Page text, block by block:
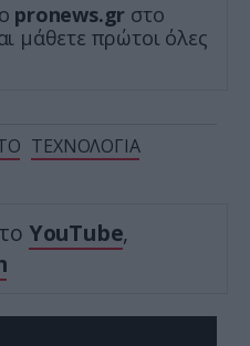
pronews.gr στο
μάθετε πρώτοι όλες
ΤΕΧΝΟΛΟΓΙΑ
YouTube,